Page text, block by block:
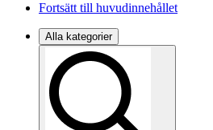
Fortsätt till huvudinnehållet
Alla kategorier